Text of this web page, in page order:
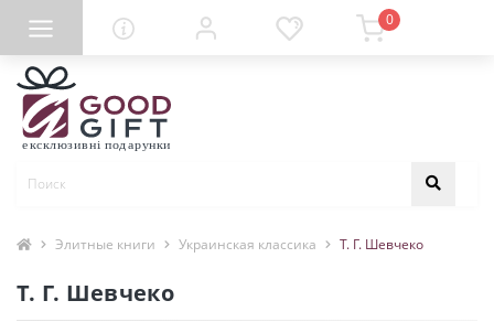
0
Элитные книги Украинская классика Т. Г. Шевчеко
Т. Г. Шевчеко